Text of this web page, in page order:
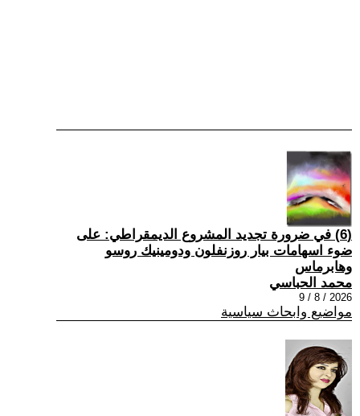
(6) في ضرورة تجديد المشروع الديمقراطي: على
ضوء اسهامات بيار روزنفلون ودومينيك روسو
وهابرماس
محمد الحباسي
2026 / 8 / 9
مواضيع وابحاث سياسية